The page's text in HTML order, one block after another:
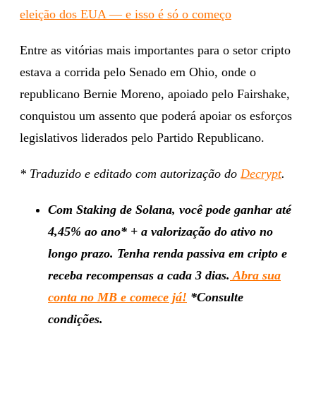
eleição dos EUA — e isso é só o começo
Entre as vitórias mais importantes para o setor cripto
estava a corrida pelo Senado em Ohio, onde o
republicano Bernie Moreno, apoiado pelo Fairshake,
conquistou um assento que poderá apoiar os esforços
legislativos liderados pelo Partido Republicano.
* Traduzido e editado com autorização do Decrypt.
Com Staking de Solana, você pode ganhar até
4,45% ao ano* + a valorização do ativo no
longo prazo. Tenha renda passiva em cripto e
receba recompensas a cada 3 dias. Abra sua
conta no MB e comece já! *Consulte
condições.